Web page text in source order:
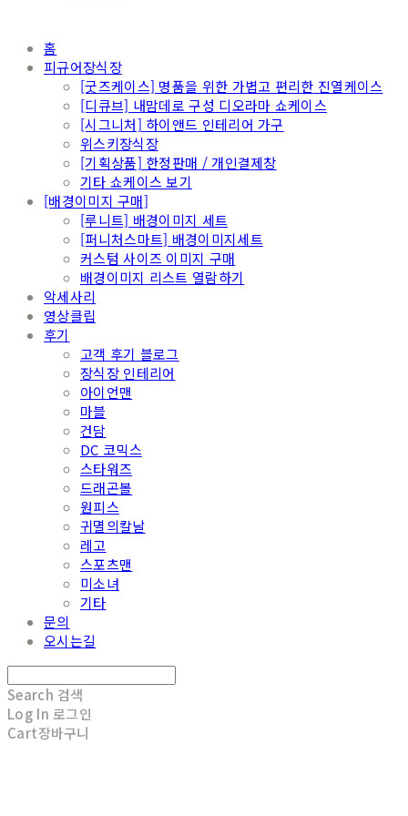
홈
피규어장식장
[굿즈케이스] 명품을 위한 가볍고 편리한 진열케이스
[디큐브] 내맘데로 구성 디오라마 쇼케이스
[시그니처] 하이앤드 인테리어 가구
위스키장식장
[기획상품] 한정판매 / 개인결제창
기타 쇼케이스 보기
[배경이미지 구매]
[루니트] 배경이미지 세트
[퍼니처스마트] 배경이미지세트
커스텀 사이즈 이미지 구매
배경이미지 리스트 열람하기
악세사리
영상클립
후기
고객 후기 블로그
장식장 인테리어
아이언맨
마블
건담
DC 코믹스
스타워즈
드래곤볼
원피스
귀멸의칼날
레고
스포츠맨
미소녀
기타
문의
오시는길
Search 검색
Log In 로그인
Cart장바구니